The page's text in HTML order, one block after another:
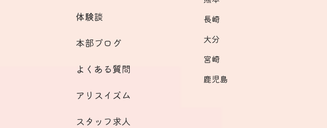
体験談
本部ブログ
よくある質問
アリスイズム
スタッフ求人
長崎
大分
宮崎
鹿児島